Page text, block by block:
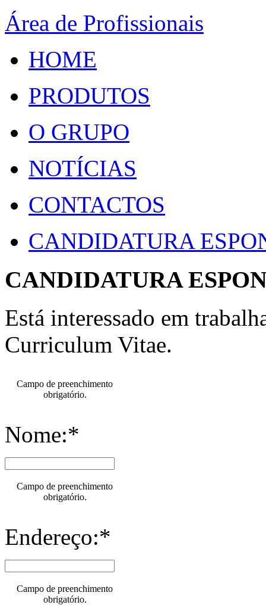
Área de Profissionais
HOME
PRODUTOS
O GRUPO
NOTÍCIAS
CONTACTOS
CANDIDATURA
CANDIDATURA
Está interessado em
Curriculum Vitae.
Campo de preenchimento
obrigatório.
Nome:*
Campo de preenchimento
obrigatório.
Endereço:*
Campo de preenchimento
obrigatório.